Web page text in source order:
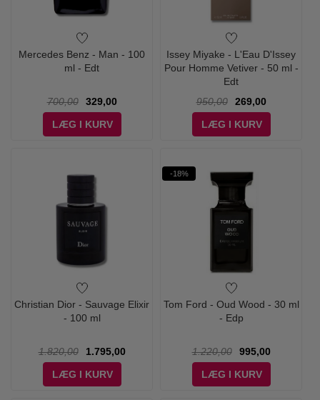
Mercedes Benz - Man - 100
ml - Edt
700,00
329,00
LÆG I KURV
Issey Miyake - L'Eau D'Issey
Pour Homme Vetiver - 50 ml -
Edt
950,00
269,00
LÆG I KURV
Christian Dior - Sauvage Elixir
- 100 ml
1.820,00
1.795,00
LÆG I KURV
-18%
Tom Ford - Oud Wood - 30 ml
- Edp
1.220,00
995,00
LÆG I KURV